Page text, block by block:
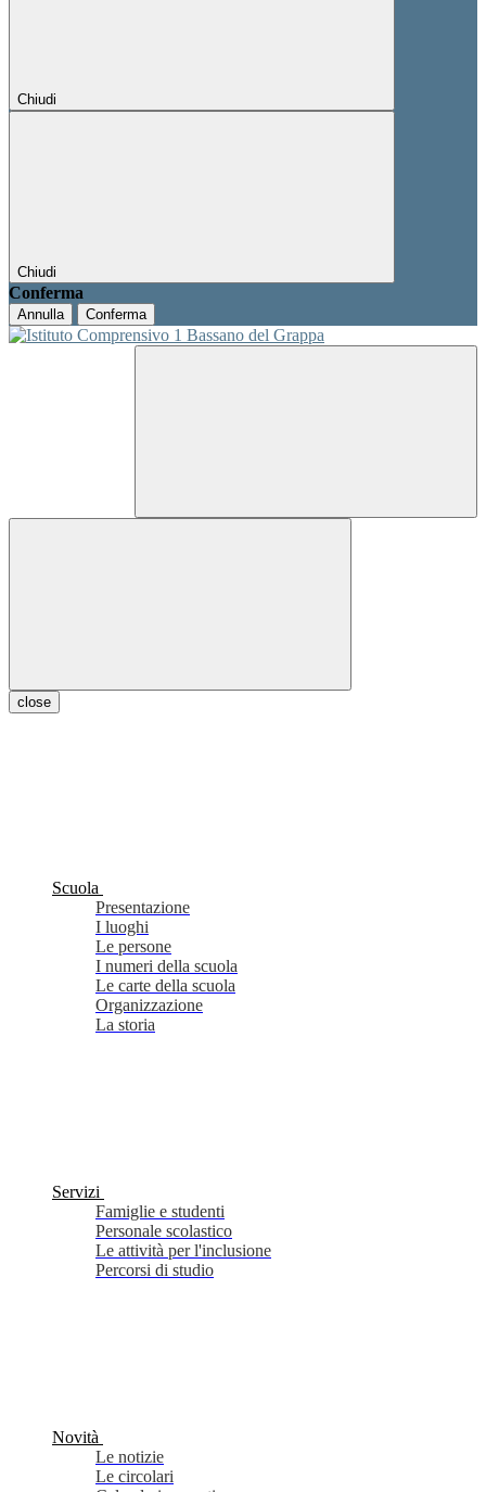
Chiudi
Chiudi
Conferma
Annulla Conferma
close
Scuola
Presentazione
I luoghi
Le persone
I numeri della scuola
Le carte della scuola
Organizzazione
La storia
Servizi
Famiglie e studenti
Personale scolastico
Le attività per l'inclusione
Percorsi di studio
Novità
Le notizie
Le circolari